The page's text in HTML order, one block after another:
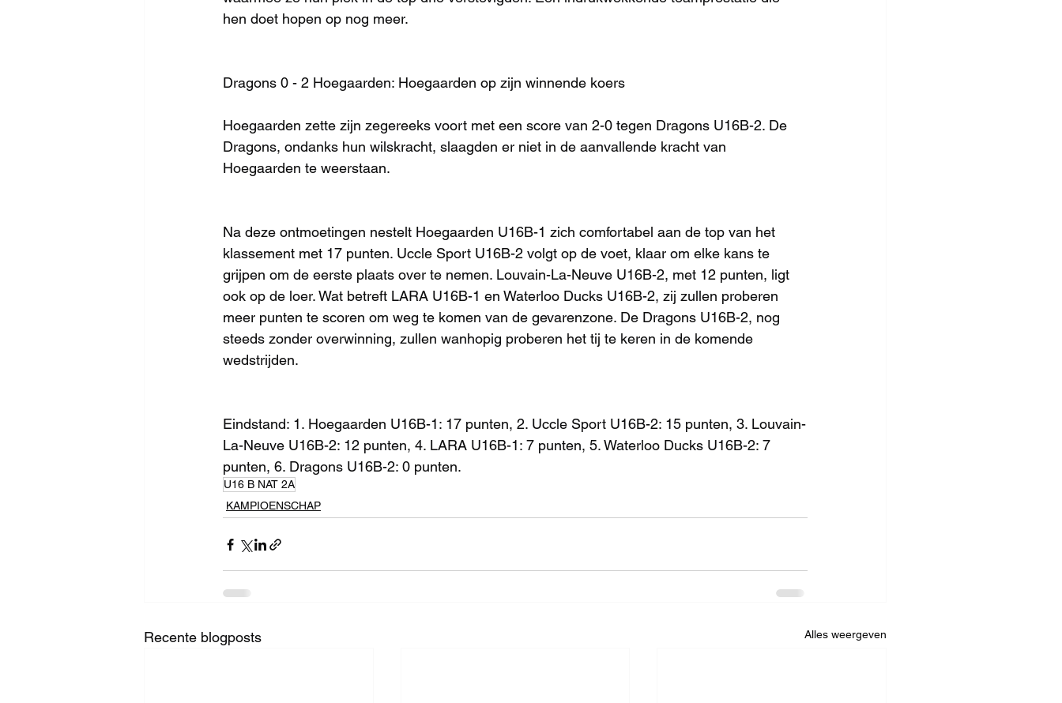
hen doet hopen op nog meer.
Dragons 0 - 2 Hoegaarden: Hoegaarden op zijn winnende koers
Hoegaarden zette zijn zegereeks voort met een score van 2-0 tegen Dragons U16B-2. De
Dragons, ondanks hun wilskracht, slaagden er niet in de aanvallende kracht van
Hoegaarden te weerstaan.
Na deze ontmoetingen nestelt Hoegaarden U16B-1 zich comfortabel aan de top van het
klassement met 17 punten. Uccle Sport U16B-2 volgt op de voet, klaar om elke kans te
grijpen om de eerste plaats over te nemen. Louvain-La-Neuve U16B-2, met 12 punten, ligt
ook op de loer. Wat betreft LARA U16B-1 en Waterloo Ducks U16B-2, zij zullen proberen
meer punten te scoren om weg te komen van de gevarenzone. De Dragons U16B-2, nog
steeds zonder overwinning, zullen wanhopig proberen het tij te keren in de komende
wedstrijden.
Eindstand: 1. Hoegaarden U16B-1: 17 punten, 2. Uccle Sport U16B-2: 15 punten, 3. Louvain-
La-Neuve U16B-2: 12 punten, 4. LARA U16B-1: 7 punten, 5. Waterloo Ducks U16B-2: 7
punten, 6. Dragons U16B-2: 0 punten.
U16 B NAT 2A
KAMPIOENSCHAP
Recente blogposts Alles weergeven